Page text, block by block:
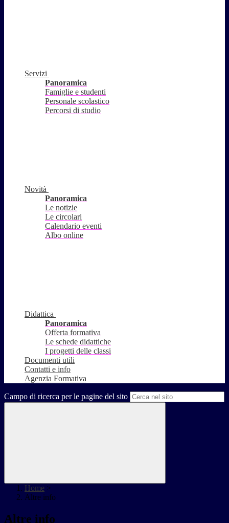
Servizi
Panoramica
Famiglie e studenti
Personale scolastico
Percorsi di studio
Novità
Panoramica
Le notizie
Le circolari
Calendario eventi
Albo online
Didattica
Panoramica
Offerta formativa
Le schede didattiche
I progetti delle classi
Documenti utili
Contatti e info
Agenzia Formativa
Campo di ricerca per le pagine del sito
Home >
Altre info
Altre info